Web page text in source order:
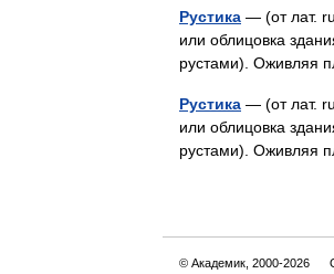
Рустика — (от лат.
или облицовка
рустами). Оживляя
Рустика — (от лат.
или облицовка
рустами). Оживляя
© Академик, 2000-2026